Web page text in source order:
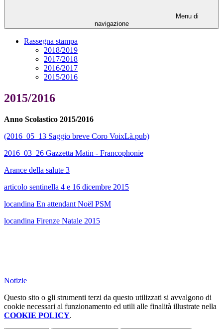
Menu di
navigazione
Rassegna stampa
2018/2019
2017/2018
2016/2017
2015/2016
2015/2016
Anno Scolastico 2015/2016
(2016_05_13 Saggio breve Coro VoixLà.pub)
2016_03_26 Gazzetta Matin - Francophonie
Arance della salute 3
articolo sentinella 4 e 16 dicembre 2015
locandina En attendant Noël PSM
locandina Firenze Natale 2015
Notizie
Questo sito o gli strumenti terzi da questo utilizzati si avvalgono di
cookie necessari al funzionamento ed utili alle finalità illustrate nella
COOKIE POLICY.